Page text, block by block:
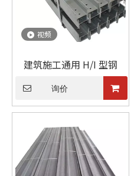
视频
建筑施工通用 H/I 型钢
询价